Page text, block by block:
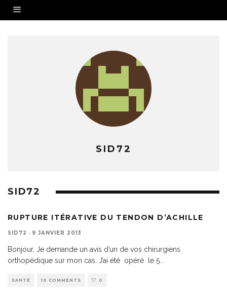
SID72
SID72
RUPTURE ITÉRATIVE DU TENDON D’ACHILLE
SID72 · 9 JANVIER 2013
Bonjour, Je demande un avis d’un de vos chirurgiens
orthopédique sur mon cas. J’ai été opéré le 5
SANTÉ 10 COMMENTS 0